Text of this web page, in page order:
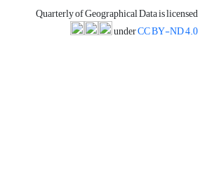
Quarterly of Geographical Data is licensed
underCC BY-ND 4.0